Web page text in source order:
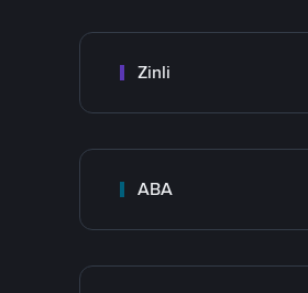
Zinli
ABA